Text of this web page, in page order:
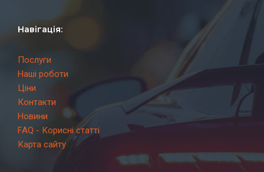
Навігація:
Послуги
Наші роботи
Ціни
Контакти
Новини
FAQ - Корисні статті
Карта сайту